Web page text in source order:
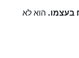
בעצמו. הוא לא